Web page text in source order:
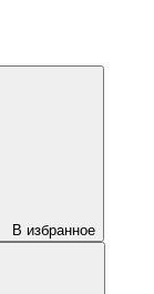
В избранное